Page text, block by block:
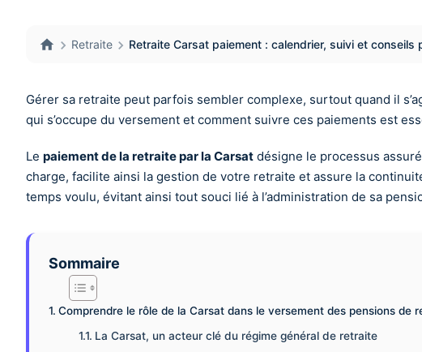
Retraite Retraite Carsat paiement : calendrier, suivi et conseils
Gérer sa retraite peut parfois sembler complexe, surtout quand il
qui s’occupe du versement et comment suivre ces paiements est
Le paiement de la retraite par la Carsat désigne le processus
charge, facilite ainsi la gestion de votre retraite et assure la
temps voulu, évitant ainsi tout souci lié à l’administration de sa
Sommaire
Comprendre le rôle de la Carsat dans le versement des pensions de
La Carsat, un acteur clé du régime général de retraite